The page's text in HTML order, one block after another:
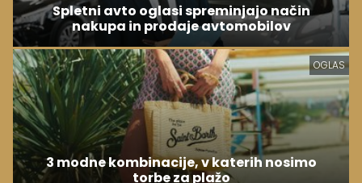
Spletni avto oglasi spreminjajo način
nakupa in prodaje avtomobilov
OGLAS
3 modne kombinacije, v katerih nosimo
torbe za plažo